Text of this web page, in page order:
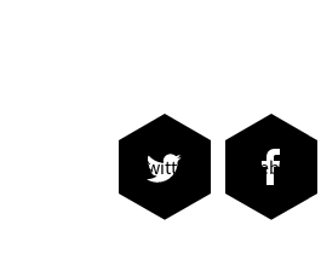
Twitter Facebook